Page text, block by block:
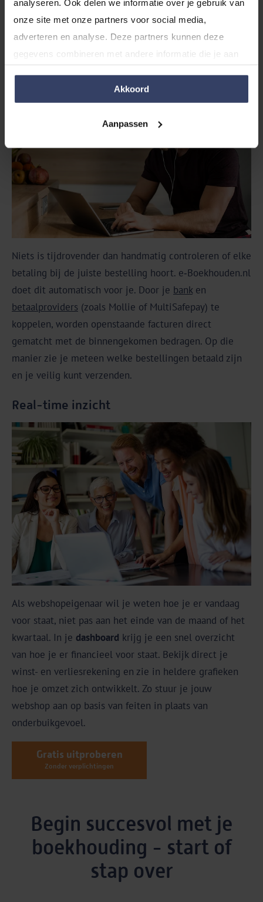
analyseren. Ook delen we informatie over je gebruik van
onze site met onze partners voor social media,
adverteren en analyse. Deze partners kunnen deze
gegevens combineren met andere informatie die je aan
van jouw gebruik van hun services.
Akkoord
Aanpassen
productvariaties, prijzen en artikelnummers (SKU's) op
Automatisch afletteren
Niets is tijdrovender dan handmatig controleren of elke
betaling bij de juiste bestelling hoort. e‑Boekhouden.nl
doet dit automatisch voor je. Door je banken
betaalproviders (zoals Mollie of MultiSafepay) te
koppelen, worden openstaande facturen direct
gematcht met de binnengekomen bedragen. Op die
manier zie je meteen welke bestellingen betaald zijn
en je veilig kunt verzenden.
Real-time inzicht
Als webshopeigenaar wil je weten hoe je er vandaag
voor staat, niet pas aan het einde van de maand of het
kwartaal. In je dashboard krijg je een snel overzicht
van hoe je er financieel voor staat. Bekijk direct je
winst- en verliesrekening en zie in heldere grafieken
hoe je omzet zich ontwikkelt. Zo stuur je jouw
webshop aan op basis van feiten in plaats van
onderbuikgevoel.
Gratis uitproberen
Zonder verplichtingen
Begin succesvol met je
boekhouding - start of
stap over